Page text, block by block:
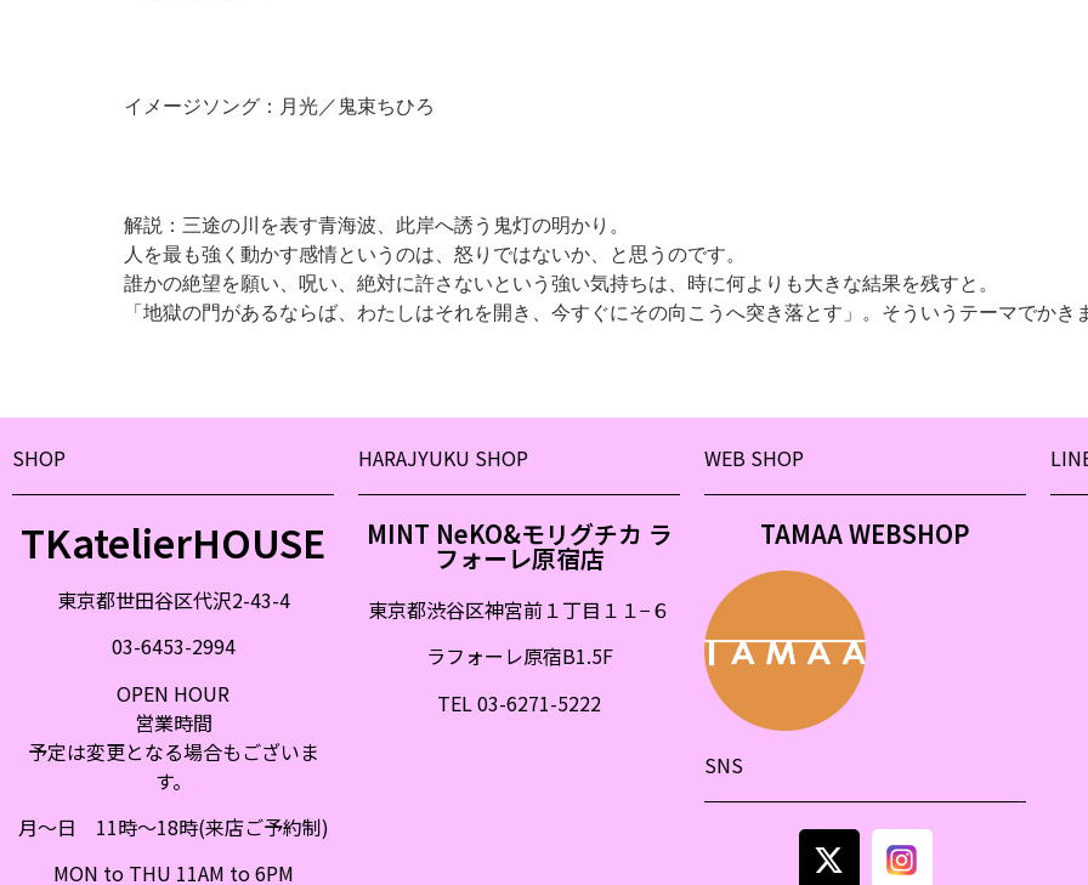
イメージソング：月光／鬼束ちひろ
解説：三途の川を表す青海波、此岸へ誘う鬼灯の明かり。
人を最も強く動かす感情というのは、怒りではないか、と思うのです。
誰かの絶望を願い、呪い、絶対に許さないという強い気持ちは、時に何よりも大きな結果を残すと。
「地獄の門があるならば、わたしはそれを開き、今すぐにその向こうへ突き落とす」。そういうテーマでかき
SHOP
TKatelierHOUSE
東京都世田谷区代沢2-43-4
03-6453-2994
OPEN HOUR
営業時間
予定は変更となる場合もございま
す。
月〜日 11時〜18時(来店ご予約制)
MON to THU 11AM to 6PM
HARAJYUKU SHOP
MINT NeKO&モリグチカ ラ
フォーレ原宿店
東京都渋谷区神宮前１丁目１１−６
ラフォーレ原宿B1.5F
TEL 03-6271-5222
WEB SHOP
TAMAA WEBSHOP
SNS